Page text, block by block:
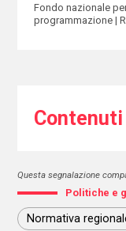
Fondo nazionale
programmazione
Questa segnalazione
Politiche e
Normativa